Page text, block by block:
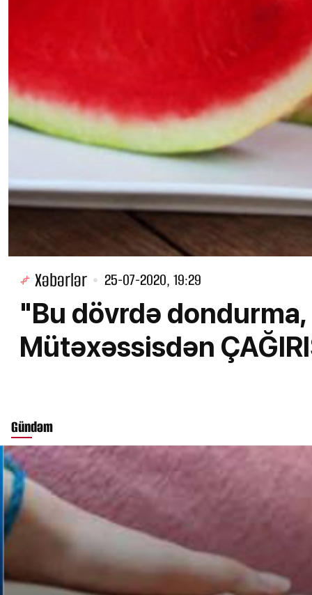
Xəbərlər 25-07-2020, 19:29
"Bu dövrdə
Mütəxəssisdən
Gündəm